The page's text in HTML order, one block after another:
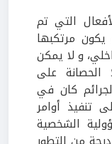
التي تم
مرتكبها
و لا يمكن
الحصانة على
كان في
تنفيذ أوامر
الشخصية